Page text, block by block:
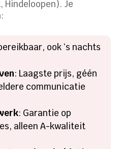
Hindeloopen). Je
ook ‘s nachts
: Laagste prijs, géén
communicatie
: Garantie op
alleen A-kwaliteit